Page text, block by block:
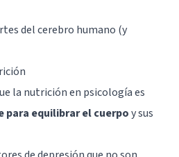
del cerebro humano (y
la nutrición en psicología es
para equilibrar el cuerpoy sus